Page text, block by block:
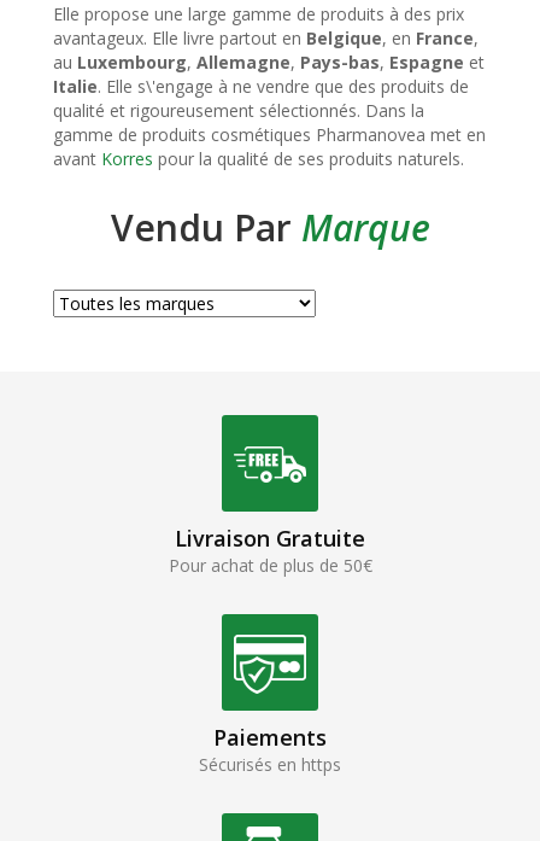
Elle propose une large gamme de produits à des prix
avantageux. Elle livre partout en Belgique, en France,
au Luxembourg, Allemagne, Pays-bas, Espagne et
Italie. Elle s\'engage à ne vendre que des produits de
qualité et rigoureusement sélectionnés. Dans la
gamme de produits cosmétiques Pharmanovea met en
avant Korres pour la qualité de ses produits naturels.
Vendu Par Marque
Livraison Gratuite
Pour achat de plus de 50€
Paiements
Sécurisés en https